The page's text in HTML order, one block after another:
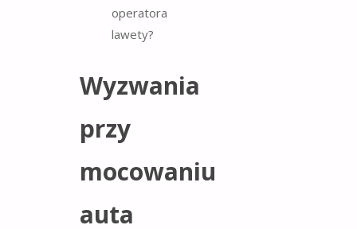
Wyzwania
przy
mocowaniu
auta